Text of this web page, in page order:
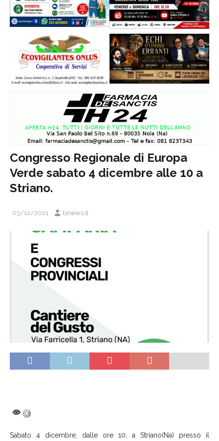
Congresso Regionale di Europa
Verde sabato 4 dicembre alle 10 a
Striano.
03/12/2021 binews.it
Sabato 4 dicembre, dalle ore 10, a Striano(Na) presso il